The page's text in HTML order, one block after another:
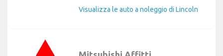
Visualizza le auto a noleggio di Lincoln